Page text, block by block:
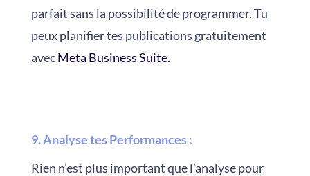
parfait sans la possibilité de programmer. Tu
peux planifier tes publications gratuitement
avecMeta Business Suite.
9. Analyse tes Performances :
Rien n’est plus important que l’analyse pour